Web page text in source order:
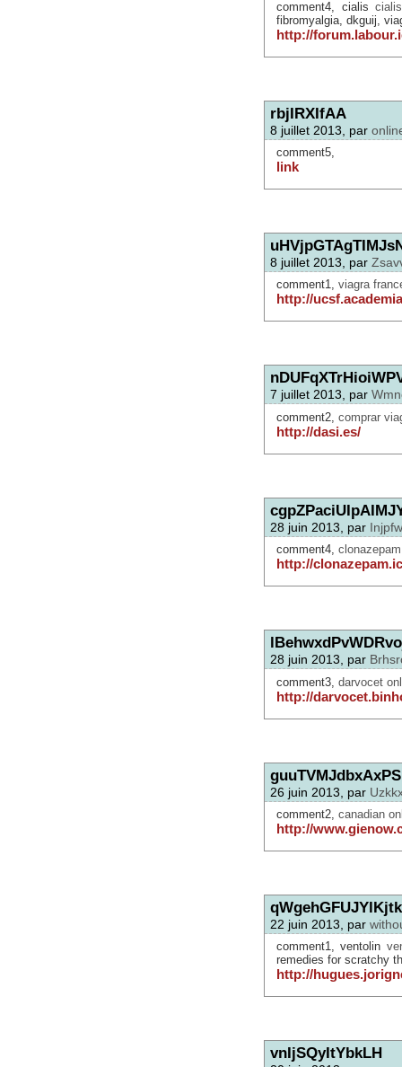
comment4, cialiscialis
fibromyalgia, dkguij,
http://
rbjIRXIfAA
8 juillet 2013, par
comment5,
link
8 juillet 2013, par
comment1, viagra
http://
7 juillet 2013, par
comment2, comprar
http://dasi.es/
28 juin 2013, par
comment4,
http://
28 juin 2013, par
comment3, darvocet
http://
26 juin 2013, par
comment2, canadian
http://
22 juin 2013, par
comment1, ventolin
remedies for scratchy
http://
vnIjSQyItYbkLH